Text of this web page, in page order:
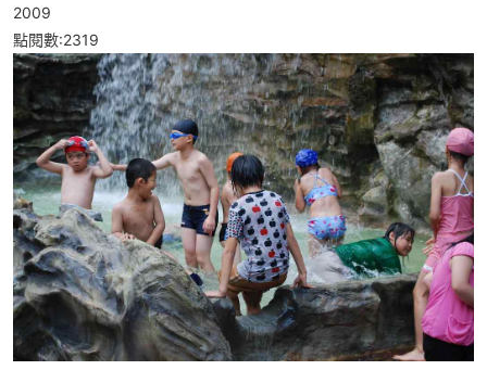
2009
點閱數:2319